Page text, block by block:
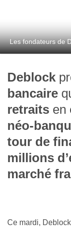
Les fondateurs de
Deblock
bancaire
retraits en
néo-
tour de
millions
marché
Ce mardi,